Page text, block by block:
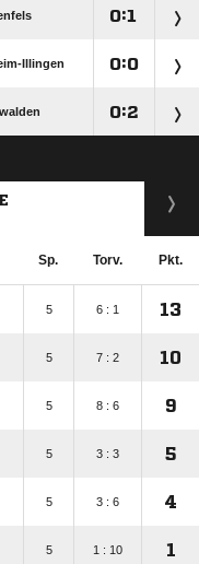
:
Illingen :
:
Sp. Torv. Pkt.
5 6 : 1 13
5 7 : 2 10
5 8 : 6 9
5 3 : 3 5
5 3 : 6 4
5 1 : 10 1